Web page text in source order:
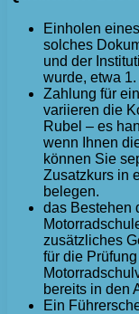
Einholen
solches
und der
wurde, etwa
Zahlung für
variieren die
Rubel – es
wenn Ihnen
können Sie
Zusatzkurs in
belegen.
das Bestehen
zusätzliches
für die
bereits in den
Ein